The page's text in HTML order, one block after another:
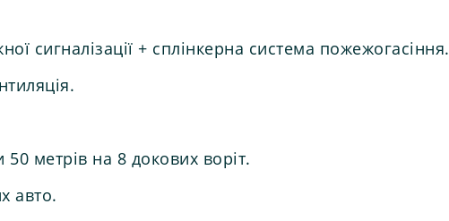
сигналізації + сплінкерна система пожежогасіння.
метрів на 8 докових воріт.
авто.